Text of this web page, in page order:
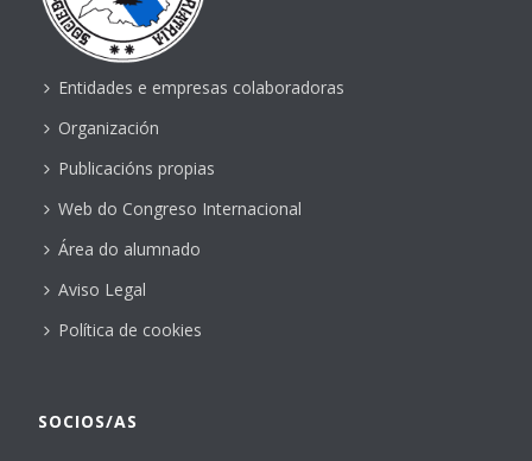
Entidades e empresas colaboradoras
Organización
Publicacións propias
Web do Congreso Internacional
Área do alumnado
Aviso Legal
Política de cookies
SOCIOS/AS